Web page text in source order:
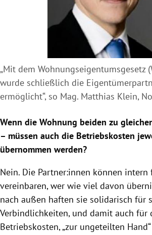
„Mit dem Wohnungseigentumsgesetz
wurde schließlich die
ermöglicht“, so Mag. Matthias Klein,
Wenn die Wohnung beiden zu
– müssen auch die Betriebskosten
übernommen werden?
Nein. Die Partner:innen können intern
vereinbaren, wer wie viel davon
nach außen haften sie solidarisch für
Verbindlichkeiten, und damit auch für
Betriebskosten, „zur ungeteilten